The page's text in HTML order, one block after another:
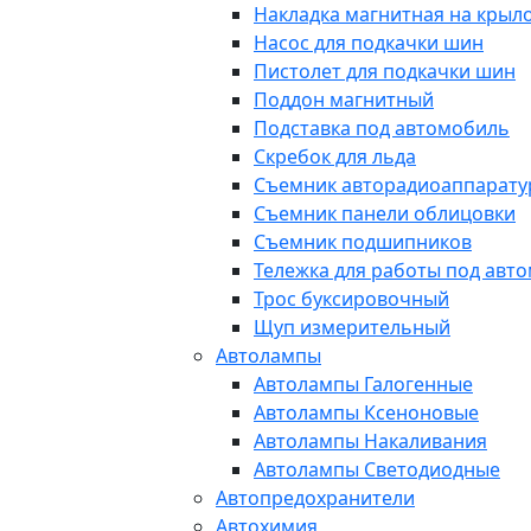
Накладка магнитная на
Насос для подкачки шин
Пистолет для подкачки шин
Поддон магнитный
Подставка под автомобиль
Скребок для льда
Съемник
Съемник панели облицовки
Съемник подшипников
Тележка для работы под
Трос буксировочный
Щуп измерительный
Автолампы
Автолампы Галогенные
Автолампы Ксеноновые
Автолампы Накаливания
Автолампы Светодиодные
Автопредохранители